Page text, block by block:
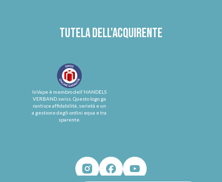
Tutela dell'acquirente
InVape è membro dell'HANDELS
VERBAND.swiss. Questo logo ga
rantisce affidabilità, serietà e un
a gestione degli ordini equa e tra
sparente.